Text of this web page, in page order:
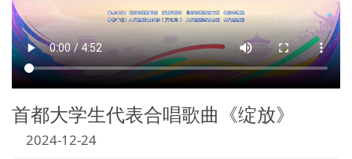
未成年人思想道德建设
榜样人物
+
身边好人
文明评论
首都大学生代表合唱歌曲《绽放》
2024-12-24